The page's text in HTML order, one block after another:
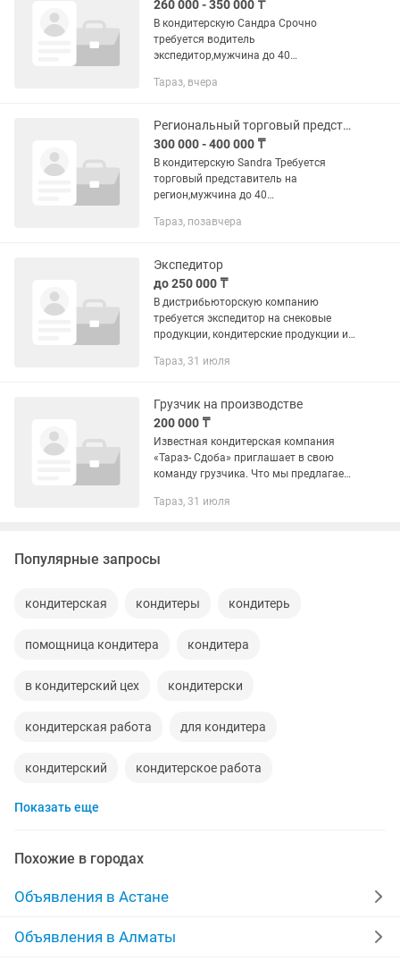
260 000 - 350 000 ₸
В кондитерскую Сандра Срочно
требуется водитель
экспедитор,мужчина до 40
торговли.город,регион.
Тараз, вчера
Региональный торговый представитель
300 000 - 400 000 ₸
В кондитерскую Sandra Требуется
торговый представитель на
регион,мужчина до 40
Тараз, позавчера
Экспедитор
до 250 000 ₸
В дистрибьюторскую компанию
требуется экспедитор на снековые
продукции, кондитерские продукции и
продукции клиентам по закрепленному
и...
Тараз, 31 июля
Грузчик на производстве
200 000 ₸
Известная кондитерская компания
«Тараз- Сдоба» приглашает в свою
команду грузчика. Что мы предлагаем:
месяц (стабильные выплаты). График
Тараз, 31 июля
Популярные запросы
кондитерская кондитеры кондитерь
помощница кондитера кондитера
в кондитерский цех кондитерски
кондитерская работа для кондитера
кондитерский кондитерское работа
кондитерские
кондитерское кондитер работа
Показать еще
Похожие в городах
Объявления в Астане
Объявления в Алматы